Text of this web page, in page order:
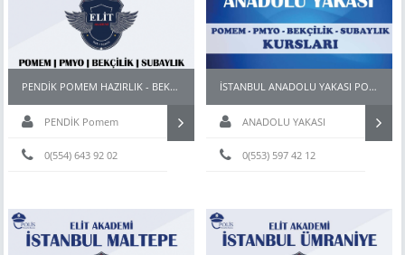
PENDİK POMEM HAZIRLIK - BEKÇİ PARKUR HAZIRLIK KURSU
PENDİK Pomem
hazırlık0(554) 643 92 02
İSTANBUL ANADOLU YAKASI POMEM KURSLARI
ANADOLU YAKASI
0(553) 597 42 12